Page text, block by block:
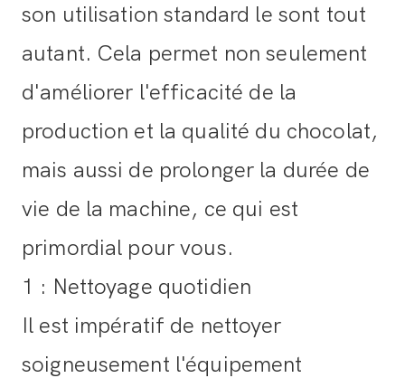
son utilisation standard le sont tout
autant. Cela permet non seulement
d'améliorer l'efficacité de la
production et la qualité du chocolat,
mais aussi de prolonger la durée de
vie de la machine, ce qui est
primordial pour vous.
1 : Nettoyage quotidien
Il est impératif de nettoyer
soigneusement l'équipement